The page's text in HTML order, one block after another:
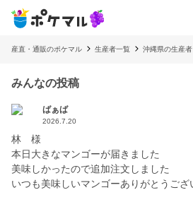
産直・通販のポケマル 生産者一覧 沖縄県の生産者
みんなの投稿
ばぁば
2026.7.20
林 様
本日大きなマンゴーが届きました
美味しかったので追加注文しました